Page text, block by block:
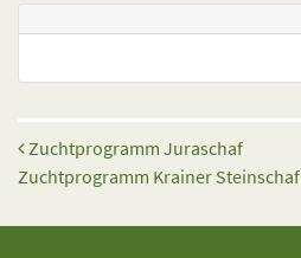
Beitrags-Navigation
Zuchtprogramm Juraschaf
Zuchtprogramm Krainer Steinschaf